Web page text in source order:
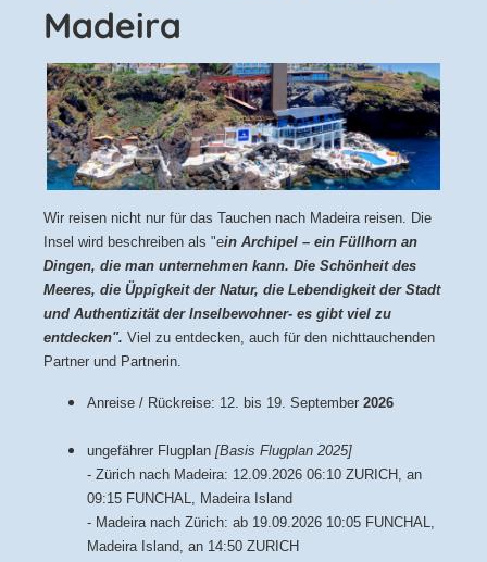
Madeira
Wir reisen nicht nur für das Tauchen nach Madeira reisen. Die
Insel wird beschreiben als "ein Archipel – ein Füllhorn an
Dingen, die man unternehmen kann. Die Schönheit des
Meeres, die Üppigkeit der Natur, die Lebendigkeit der Stadt
und Authentizität der Inselbewohner- es gibt viel zu
entdecken". Viel zu entdecken, auch für den nichttauchenden
Partner und Partnerin.
Anreise / Rückreise: 12. bis 19. September 2026
ungefährer Flugplan [Basis Flugplan 2025]
- Zürich nach Madeira: 12.09.2026 06:10 ZURICH, an
09:15 FUNCHAL, Madeira Island
- Madeira nach Zürich: ab 19.09.2026 10:05 FUNCHAL,
Madeira Island, an 14:50 ZURICH